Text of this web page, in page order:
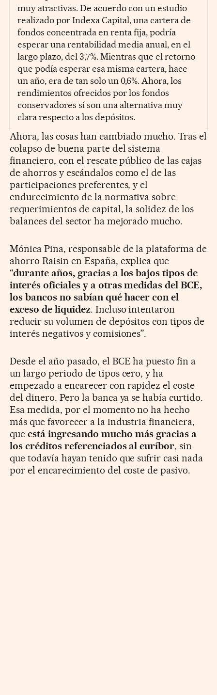
muy atractivas. De acuerdo con un estudio
realizado por Indexa Capital, una cartera de
fondos concentrada en renta fija, podría
esperar una rentabilidad media anual, en el
largo plazo, del 3,7%. Mientras que el retorno
que podía esperar esa misma cartera, hace
un año, era de tan solo un 0,6%. Ahora, los
rendimientos ofrecidos por los fondos
conservadores sí son una alternativa muy
clara respecto a los depósitos.
Ahora, las cosas han cambiado mucho. Tras el
colapso de buena parte del sistema
financiero, con el rescate público de las cajas
de ahorros y escándalos como el de las
participaciones preferentes, y el
endurecimiento de la normativa sobre
requerimientos de capital, la solidez de los
balances del sector ha mejorado mucho.
Mónica Pina, responsable de la plataforma de
ahorro Raisin en España, explica que
“durante años, gracias a los bajos tipos de
interés oficiales y a otras medidas del BCE,
los bancos no sabían qué hacer con el
exceso de liquidez. Incluso intentaron
reducir su volumen de depósitos con tipos de
interés negativos y comisiones”.
Desde el año pasado, el BCE ha puesto fin a
un largo periodo de tipos cero, y ha
empezado a encarecer con rapidez el coste
del dinero. Pero la banca ya se había curtido.
Esa medida, por el momento no ha hecho
más que favorecer a la industria financiera,
que está ingresando mucho más gracias a
los créditos referenciados al euríbor, sin
que todavía hayan tenido que sufrir casi nada
por el encarecimiento del coste de pasivo.